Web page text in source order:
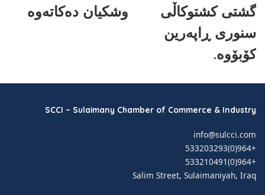
گشتی کشتوکاڵی
سنوری ڕاپەرین
کۆبۆوە.
وشکیان دەکاتەوە
SCCI – Sulaimany Chamber of Commerce & Industry
info@sulcci.com
+964(0)533203293
+964(0)533210491
Salim Street, Sulaimaniyah, Iraq